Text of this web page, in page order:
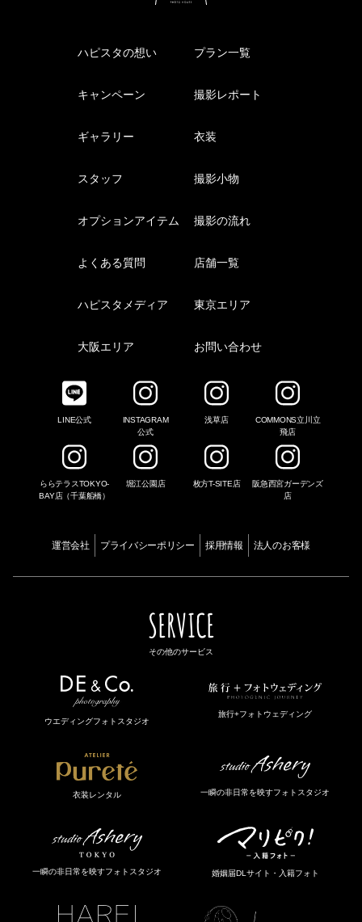
ハピスタの想い プラン一覧
キャンペーン 撮影レポート
ギャラリー 衣装
スタッフ 撮影小物
オプションアイテム 撮影の流れ
よくある質問 店舗一覧
ハピスタメディア 東京エリア
大阪エリア お問い合わせ
LINE公式
INSTAGRAM
公式
浅草店
COMMONS立川立
飛店
ららテラスTOKYO-
BAY店（千葉船橋）
堀江公園店 枚方T-SITE店
阪急西宮ガーデンズ
店
運営会社 プライバシーポリシー 採用情報 法人のお客様
SERVICE
その他のサービス
ウエディングフォトスタジオ
旅行+フォトウェディング
衣装レンタル 一瞬の非日常を映すフォトスタジオ
一瞬の非日常を映すフォトスタジオ 婚姻届DLサイト・入籍フォト